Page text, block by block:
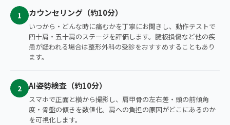
1 カウンセリング（約10分）
いつから・どんな時に痛むかを丁寧にお聞きし、動作テストで
四十肩・五十肩のステージを評価します。腱板損傷など他の疾
患が疑われる場合は整形外科の受診をおすすめすることもあり
ます。
2 AI姿勢検査（約10分）
スマホで正面と横から撮影し、肩甲骨の左右差・頭の前傾角
度・骨盤の傾きを数値化。肩への負担の原因がどこにあるのか
を可視化します。